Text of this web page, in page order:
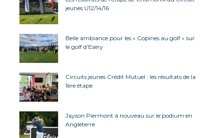
jeunes U12/14/16
Belle ambiance pour les « Copines au golf » sur
le golf d’Esery
Circuits jeunes Crédit Mutuel : les résultats de la
1ère étape
Jayson Piermont à nouveau sur le podium en
Angleterre